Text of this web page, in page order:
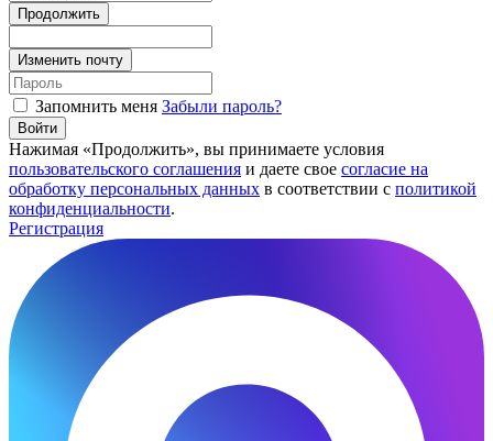
Продолжить
Изменить почту
Запомнить меня Забыли пароль?
Войти
Нажимая «Продолжить», вы принимаете условия
пользовательского соглашения и даете свое согласие на
обработку персональных данных в соответствии с политикой
конфиденциальности.
Регистрация